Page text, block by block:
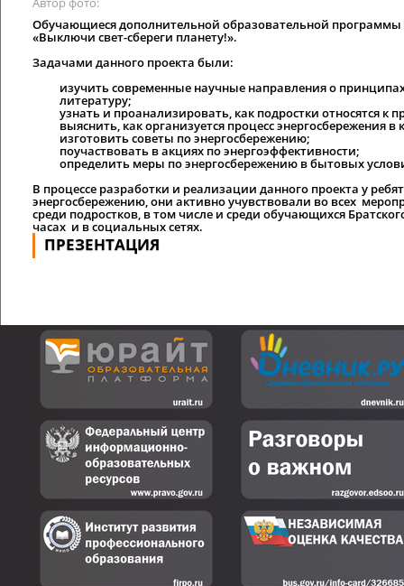
Обучающиеся дополнительной образовательной
«Выключи свет-сбереги планету!».
Задачами данного проекта были:
изучить современные научные направления о
литературу;
узнать и проанализировать, как подростки относятся к
выяснить, как организуется процесс энергосбережения в
изготовить советы по энергосбережению;
поучаствовать в акциях по энергоэффективности;
определить меры по энергосбережению в бытовых
полполл
В процессе разработки и реализации данного проекта у
энергосбережению, они активно учувствовали во всех
среди подростков, в том числе и среди обучающихся
часах и в социальных сетях.
ПРЕЗЕНТАЦИЯ